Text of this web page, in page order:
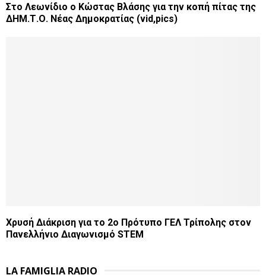
Στο Λεωνίδιο ο Κώστας Βλάσης για την κοπή πίτας της
ΔΗΜ.Τ.Ο. Νέας Δημοκρατίας (vid,pics)
Χρυσή Διάκριση για το 2ο Πρότυπο ΓΕΛ Τρίπολης στον
Πανελλήνιο Διαγωνισμό STEM
LA FAMIGLIA RADIO